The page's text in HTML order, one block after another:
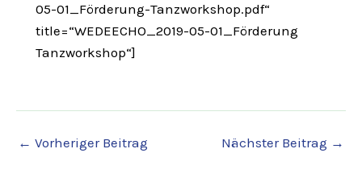
05-01_Förderung-Tanzworkshop.pdf“
title=“WEDEECHO_2019-05-01_Förderung
Tanzworkshop“]
← Vorheriger Beitrag Nächster Beitrag →